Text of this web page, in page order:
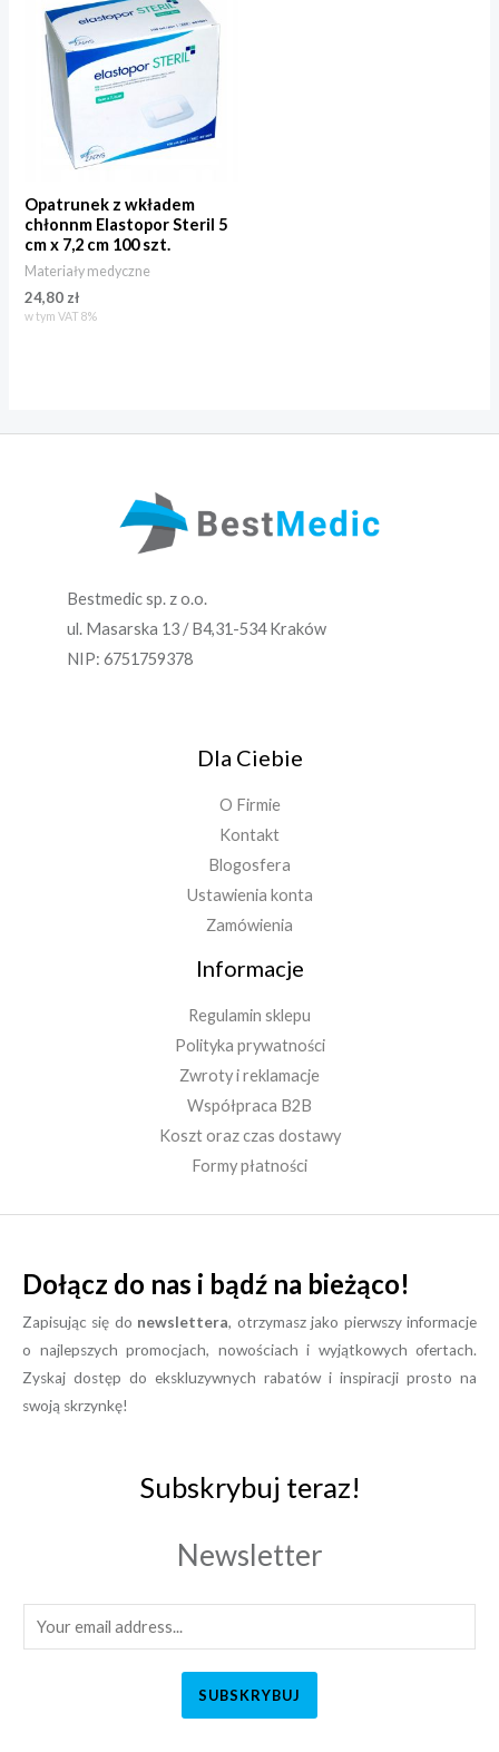
Opatrunek z wkładem
chłonnm Elastopor Steril 5
cm x 7,2 cm 100 szt.
Materiały medyczne
24,80 zł
w tym VAT 8%
Bestmedic sp. z o.o.
ul. Masarska 13 / B4,31-534 Kraków
NIP: 6751759378
Dla Ciebie
O Firmie
Kontakt
Blogosfera
Ustawienia konta
Zamówienia
Informacje
Regulamin sklepu
Polityka prywatności
Zwroty i reklamacje
Współpraca B2B
Koszt oraz czas dostawy
Formy płatności
Dołącz do nas i bądź na bieżąco!
Zapisując się do newslettera, otrzymasz jako pierwszy informacje
o najlepszych promocjach, nowościach i wyjątkowych ofertach.
Zyskaj dostęp do ekskluzywnych rabatów i inspiracji prosto na
swoją skrzynkę!
Subskrybuj teraz!
Newsletter
SUBSKRYBUJ